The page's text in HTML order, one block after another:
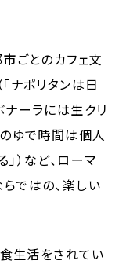
ごとのカフェ文
ナポリタンは日
ナーラには生クリ
ゆで時間は個人
）など、ローマ
ではの、楽しい
生活をされてい